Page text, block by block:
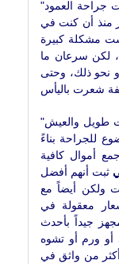
"لم تكن الحياة بهذه السهولة قط حتى أجريت جراحة العمود
منذ أن كنت في
مشكلة كبيرة
لكن سرعان ما
نحو ذلك، وحتى
"كنت أعاني من ألم العمود الفقري منذ وقت طويل والعيش
للجراحة بناءً
أموال كافية
ثبت أنهم أفضل
ولكن أيضاً مع
معقولة في
جيداً بأحدث
أو ورم أو تشوه
من واثق في